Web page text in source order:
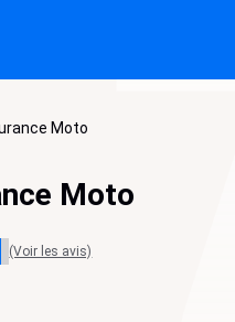
Moto
Moto
(Voir les avis)